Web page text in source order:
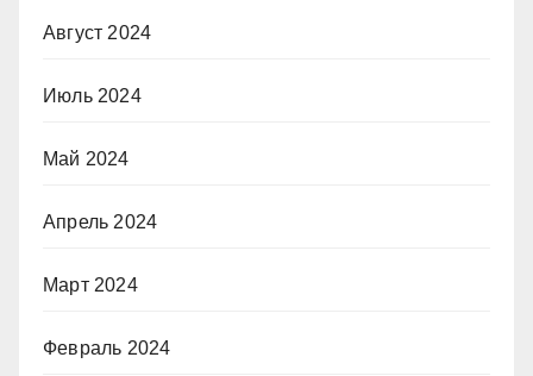
Август 2024
Июль 2024
Май 2024
Апрель 2024
Март 2024
Февраль 2024